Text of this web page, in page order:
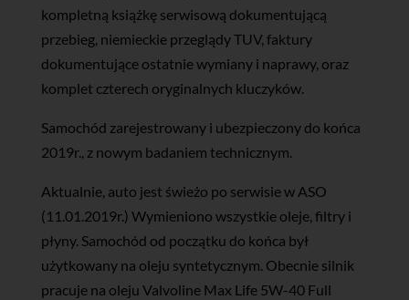
kompletną książkę serwisową dokumentującą
przebieg, niemieckie przeglądy TUV, faktury
dokumentujące ostatnie wymiany i naprawy, oraz
komplet czterech oryginalnych kluczyków.
Samochód zarejestrowany i ubezpieczony do końca
2019r., z nowym badaniem technicznym.
Aktualnie, auto jest świeżo po serwisie w ASO
(11.01.2019r.) Wymieniono wszystkie oleje, filtry i
płyny. Samochód od początku do końca był
użytkowany na oleju syntetycznym. Obecnie silnik
pracuje na oleju Valvoline Max Life 5W-40 Full